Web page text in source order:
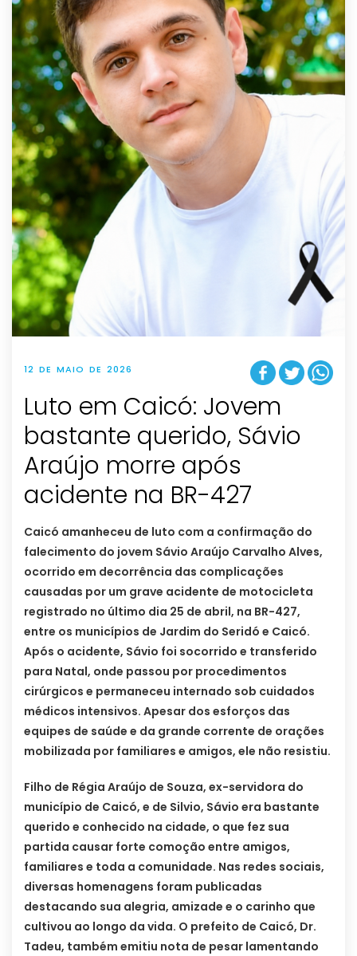
12 DE MAIO DE 2026
Luto em Caicó: Jovem
bastante querido, Sávio
Araújo morre após
acidente na BR-427
Caicó amanheceu de luto com a confirmação do
falecimento do jovem Sávio Araújo Carvalho Alves,
ocorrido em decorrência das complicações
causadas por um grave acidente de motocicleta
registrado no último dia 25 de abril, na BR-427,
entre os municípios de Jardim do Seridó e Caicó.
Após o acidente, Sávio foi socorrido e transferido
para Natal, onde passou por procedimentos
cirúrgicos e permaneceu internado sob cuidados
médicos intensivos. Apesar dos esforços das
equipes de saúde e da grande corrente de orações
mobilizada por familiares e amigos, ele não resistiu.
Filho de Régia Araújo de Souza, ex-servidora do
município de Caicó, e de Silvio, Sávio era bastante
querido e conhecido na cidade, o que fez sua
partida causar forte comoção entre amigos,
familiares e toda a comunidade. Nas redes sociais,
diversas homenagens foram publicadas
destacando sua alegria, amizade e o carinho que
cultivou ao longo da vida. O prefeito de Caicó, Dr.
Tadeu, também emitiu nota de pesar lamentando